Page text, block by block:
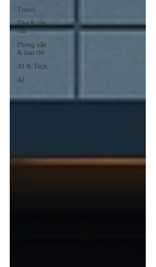
Travel
Thơ & tản
văn
Phỏng vấn
& báo chí
AI & Tech
AI